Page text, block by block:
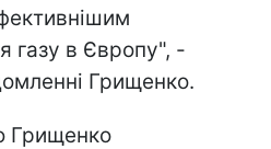
газу в Європу", -
Грищенко.
Грищенко